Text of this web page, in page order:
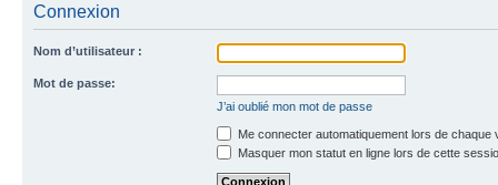
Connexion
Nom d’utilisateur :
Mot de passe:
J’ai oublié mon mot de passe
Me connecter automatiquement lors de chaque
Masquer mon statut en ligne lors de cette